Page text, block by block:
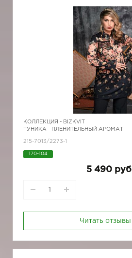
КОЛЛЕКЦИЯ - BIZKVIT
ТУНИКА - ПЛЕНИТЕЛЬНЫЙ АРОМАТ
215-7013/2273-1
170-104
5 490 руб
Читать отзывы